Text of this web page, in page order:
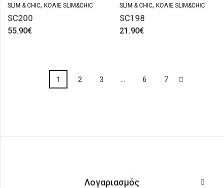
SLIM & CHIC, ΚΟΛΙΈ SLIM&CHIC
SC200
55.90€
SLIM & CHIC, ΚΟΛΙΈ SLIM&CHIC
SC198
21.90€
1 2 3 6 7
Λογαριασμός